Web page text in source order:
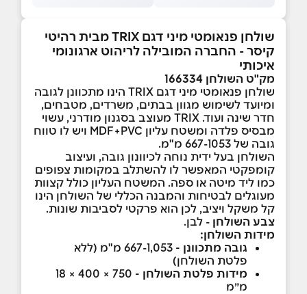
שולחן פנאומטי מיני דגם TRIX מבית רהיטי
קיסר - החברה המובילה לריהוט ארגונומי
איכותי
מק"ט השולחן 166334
שולחן פנאומטי מיני דגם TRIX הינו מתכוונן לגובה
ומיועד לשימוש מגוון בבתים, משרדים, מטבחים,
חדר שינה ועוד. TRIX מעוצב בסגנון מודרני, עשוי
מבסיס פלדה ומשטח עליון MDF+PVC ויש לו טווח
גובה של 667-1053 מ"מ.
השולחן בעל ידית נוחה לכיוונון גובה, ועיצוב
קומפקטי המאפשר לו להשתלב במקומות צפופים
כמו ליד מיטה או ספה. המשטח העליון כולל קצוות
מעוגלים לבטיחות והמבנה הכללי של השולחן הינו
קל משקל ויציב, לכן הוא פרקטי לסביבות שונות.
צבע השולחן - לבן.
מידות השולחן:
גובה מתכוונן -
667-1,053 מ"מ (ללא
פלטת השולחן)
מידות פלטת השולחן -
750 × 400 × 18
מ״מ